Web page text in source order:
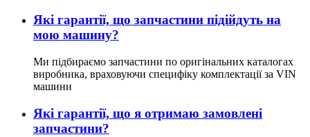
Які гарантії, що запчастини підійдуть на
мою машину?
Ми підбираємо запчастини по оригінальних каталогах
виробника, враховуючи специфіку комплектації за VIN
машини
Які гарантії, що я отримаю замовлені
запчастини?